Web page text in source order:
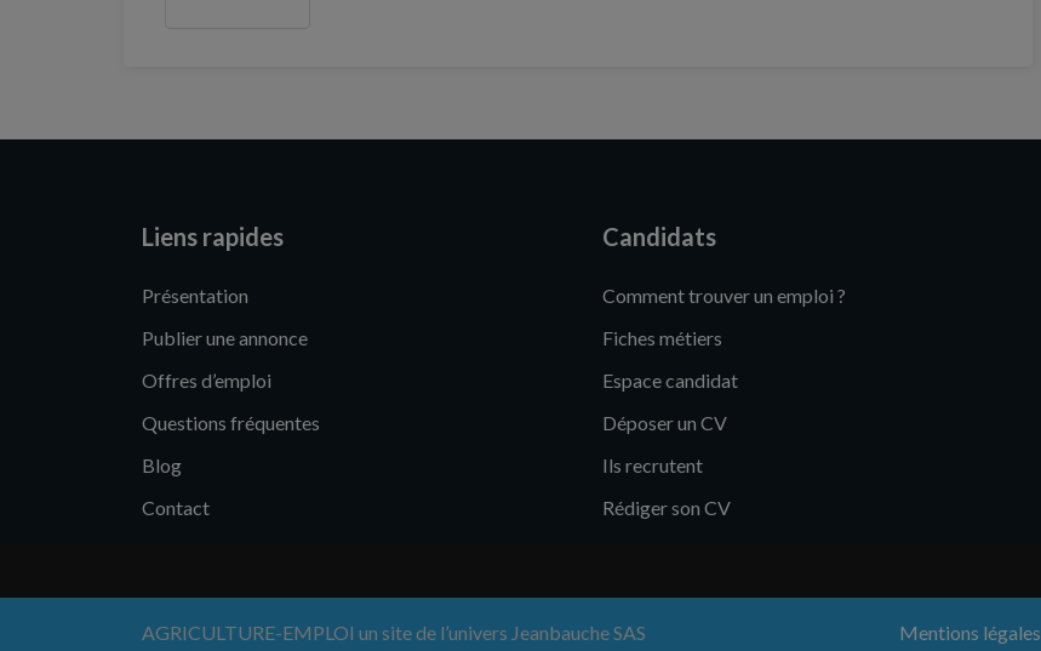
Liens rapides
Présentation
Publier une annonce
Offres d’emploi
Questions fréquentes
Blog
Contact
Candidats
Comment trouver un emploi ?
Fiches métiers
Espace candidat
Déposer un CV
Ils recrutent
Rédiger son CV
AGRICULTURE-EMPLOI un site de l’univers Jeanbauche SAS Mentions légales